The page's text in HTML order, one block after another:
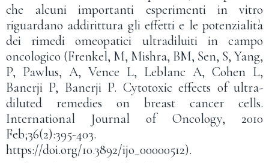
che alcuni importanti esperimenti in vitro
riguardano addirittura gli effetti e le potenzialità
dei rimedi omeopatici ultradiluiti in campo
oncologico (Frenkel, M, Mishra, BM, Sen, S, Yang,
P, Pawlus, A, Vence L, Leblanc A, Cohen L,
Banerji P, Banerji P. Cytotoxic effects of ultra-
diluted remedies on breast cancer cells.
International Journal of Oncology, 2010
Feb;36(2):395-403.
https://doi.org/10.3892/ijo_00000512).